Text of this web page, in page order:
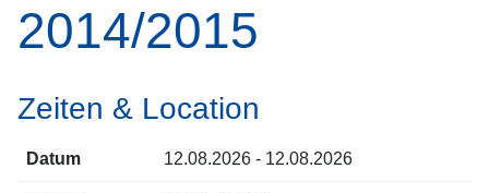
2014/2015
Zeiten & Location
Datum 12.08.2026 - 12.08.2026